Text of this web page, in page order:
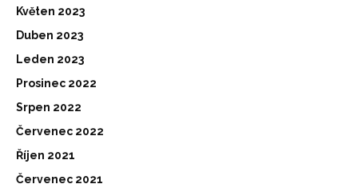
Květen 2023
Duben 2023
Leden 2023
Prosinec 2022
Srpen 2022
Červenec 2022
Říjen 2021
Červenec 2021